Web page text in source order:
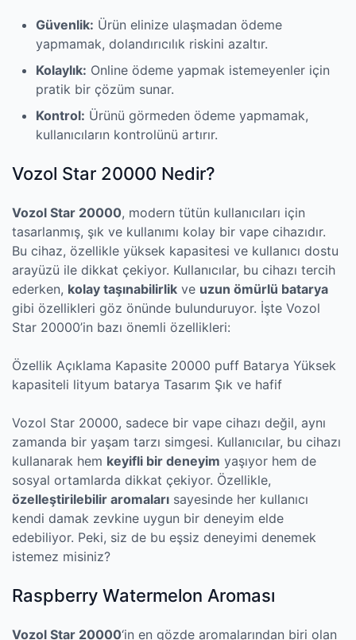
Güvenlik: Ürün elinize ulaşmadan ödeme
yapmamak, dolandırıcılık riskini azaltır.
Kolaylık: Online ödeme yapmak istemeyenler için
pratik bir çözüm sunar.
Kontrol: Ürünü görmeden ödeme yapmamak,
kullanıcıların kontrolünü artırır.
Vozol Star 20000 Nedir?
Vozol Star 20000, modern tütün kullanıcıları için
tasarlanmış, şık ve kullanımı kolay bir vape cihazıdır.
Bu cihaz, özellikle yüksek kapasitesi ve kullanıcı dostu
arayüzü ile dikkat çekiyor. Kullanıcılar, bu cihazı tercih
ederken, kolay taşınabilirlik ve uzun ömürlü batarya
gibi özellikleri göz önünde bulunduruyor. İşte Vozol
Star 20000’in bazı önemli özellikleri:
Özellik Açıklama Kapasite 20000 puff Batarya Yüksek
kapasiteli lityum batarya Tasarım Şık ve hafif
Vozol Star 20000, sadece bir vape cihazı değil, aynı
zamanda bir yaşam tarzı simgesi. Kullanıcılar, bu cihazı
kullanarak hem keyifli bir deneyim yaşıyor hem de
sosyal ortamlarda dikkat çekiyor. Özellikle,
özelleştirilebilir aromaları sayesinde her kullanıcı
kendi damak zevkine uygun bir deneyim elde
edebiliyor. Peki, siz de bu eşsiz deneyimi denemek
istemez misiniz?
Raspberry Watermelon Aroması
Vozol Star 20000‘in en gözde aromalarından biri olan